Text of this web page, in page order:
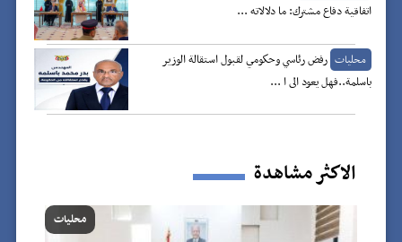
اتفاقية دفاع مشترك: ما دلالاته ...
محليات رفض رئاسي وحكومي لقبول استقالة الوزير
باسلمة..فهل يعود الى ا ...
الاكثر مشاهدة
محليات